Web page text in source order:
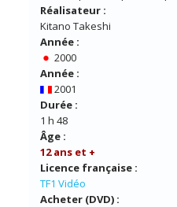
Réalisateur :
Kitano Takeshi
Année :
2000
Année :
2001
Durée :
1 h 48
Âge :
12 ans et +
Licence française :
TF1 Vidéo
Acheter (DVD) :